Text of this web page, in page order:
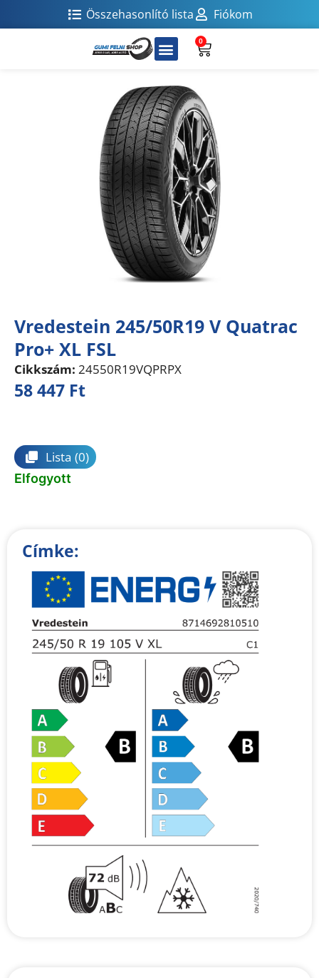
Összehasonlító lista Fiókom
0
Vredestein 245/50R19 V Quatrac
Pro+ XL FSL
Cikkszám: 24550R19VQPRPX
58 447 Ft
Lista (0)
Elfogyott
Címke: